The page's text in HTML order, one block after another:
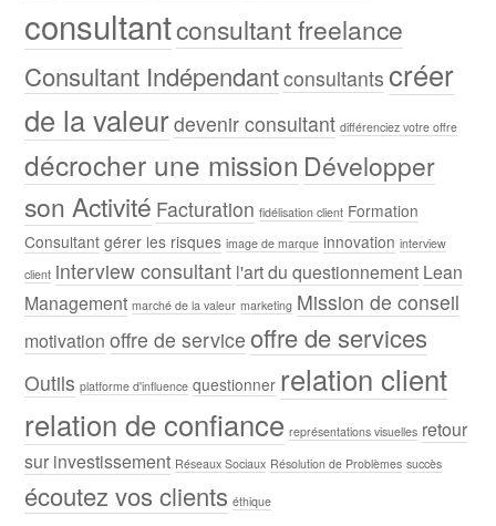
consultantconsultant freelance
Consultant Indépendantconsultants créer
de la valeurdevenir consultant différenciez votre offre
décrocher une mission Développer
son Activité Facturation fidélisation client Formation
Consultant gérer les risques image de marque innovation interview
client interview consultant l'art du questionnement Lean
Management marché de la valeur marketing Mission de conseil
motivation offre de service offre de services
Outils platforme d'influence questionner relation client
relation de confiance représentations visuelles retour
sur investissement Réseaux Sociaux Résolution de Problèmes succès
écoutez vos clients éthique